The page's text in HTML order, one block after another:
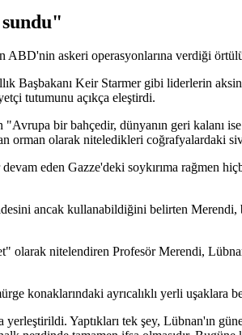
askeri operasyonlarına verdiği
Keir Starmer gibi liderlerin
tutumunu açıkça eleştirdi.
bir bahçedir, dünyanın geri kalanı
orman olarak niteledikleri coğrafyalardaki
eden Gazze'deki soykırıma
ancak kullanabildiğini belirten Merendi,
nitelendiren Profesör Merendi,
konaklarındaki ayrıcalıklı yerli uşaklara
Yaptıkları tek şey, Lübnan'ın